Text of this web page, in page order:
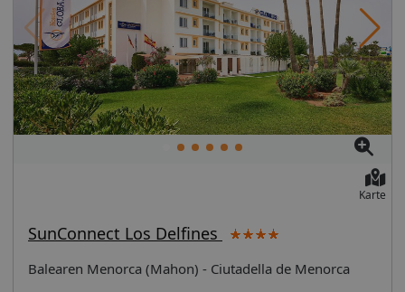
Karte
SunConnect Los Delfines
Balearen Menorca (Mahon) - Ciutadella de Menorca